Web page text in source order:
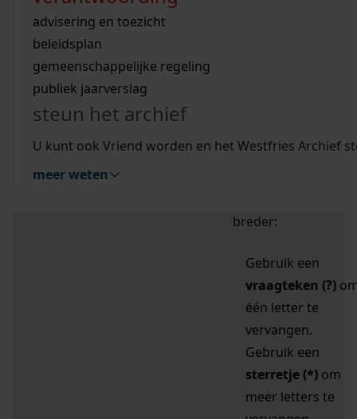
bouwvergunningen
omgevingsvergunningen
vergunningen
beeld en geluid
uitleg nodig?
Wij helpen u op weg met een aantal zoektips.
bekijk alle zoektips
Wij helpen u op weg met een aantal zoektips.
bekijk alle zoektips
bekijk ons geschiedenislokaal
advisering en toezicht
beleidsplan
gemeenschappelijke regeling
publiek jaarverslag
steun het archief
U kunt ook Vriend worden en het Westfries Archief
meer weten
zoektips
Mijn Studiezaal (inloggen)
uw zoekopdracht te
breder:
Gebruik een
vraagteken (?)
één letter te
vervangen.
Gebruik een
sterretje (*) om
meer letters te